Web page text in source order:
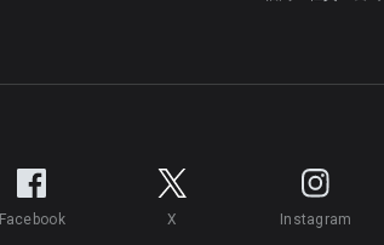
Facebook X Instagram